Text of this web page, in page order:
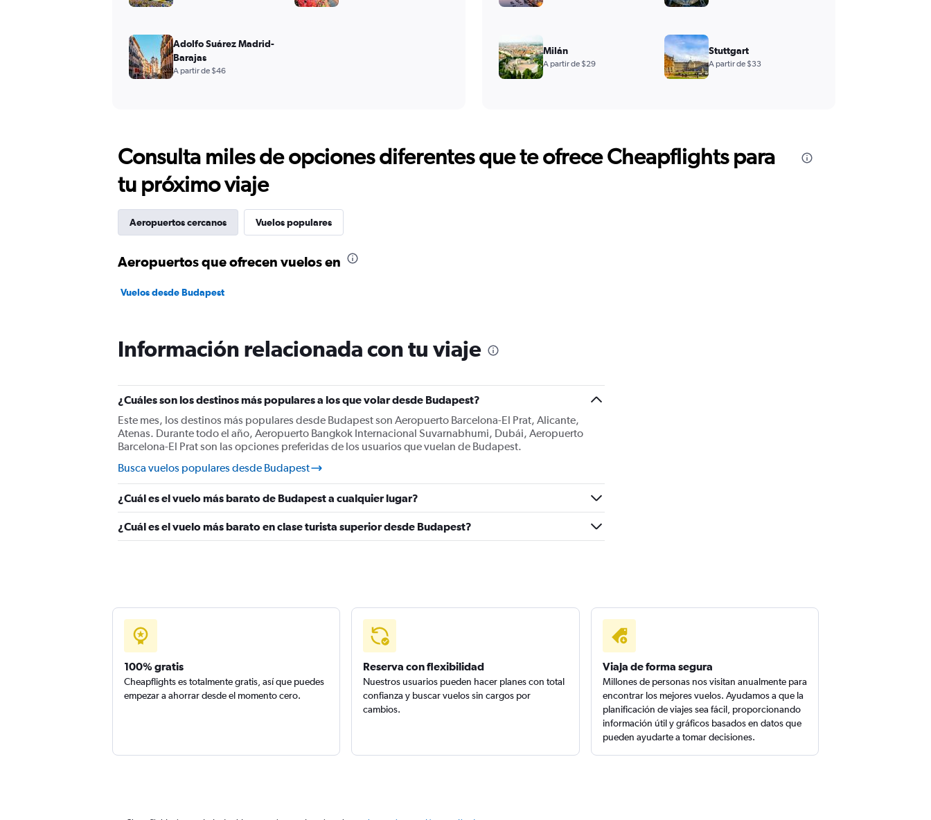
Adolfo Suárez Madrid-
Barajas
A partir de $46
Milán
A partir de $29
Stuttgart
A partir de $33
Consulta miles de opciones diferentes que te ofrece Cheapflights para
tu próximo viaje
Aeropuertos cercanos Vuelos populares
Aeropuertos que ofrecen vuelos en
Vuelos desde Budapest
Información relacionada con tu viaje
¿Cuáles son los destinos más populares a los que volar desde Budapest?
Este mes, los destinos más populares desde Budapest son Aeropuerto Barcelona-El Prat, Alicante,
Atenas. Durante todo el año, Aeropuerto Bangkok Internacional Suvarnabhumi, Dubái, Aeropuerto
Barcelona-El Prat son las opciones preferidas de los usuarios que vuelan de Budapest.
Busca vuelos populares desde Budapest
¿Cuál es el vuelo más barato de Budapest a cualquier lugar?
¿Cuál es el vuelo más barato en clase turista superior desde Budapest?
100% gratis
Cheapflights es totalmente gratis, así que puedes
empezar a ahorrar desde el momento cero.
Reserva con flexibilidad
Nuestros usuarios pueden hacer planes con total
confianza y buscar vuelos sin cargos por
cambios.
Viaja de forma segura
Millones de personas nos visitan anualmente para
encontrar los mejores vuelos. Ayudamos a que la
planificación de viajes sea fácil, proporcionando
información útil y gráficos basados en datos que
pueden ayudarte a tomar decisiones.